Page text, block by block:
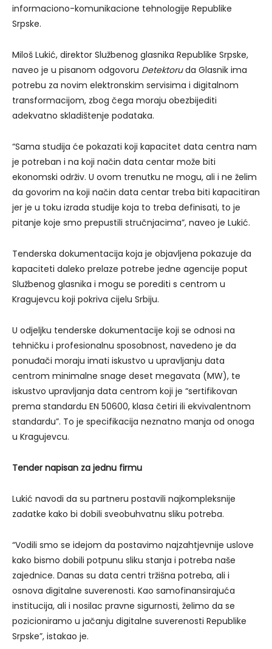
informaciono-komunikacione tehnologije Republike
Srpske.
Miloš Lukić, direktor Službenog glasnika Republike Srpske,
naveo je u pisanom odgovoru Detektoruda Glasnik ima
potrebu za novim elektronskim servisima i digitalnom
transformacijom, zbog čega moraju obezbijediti
adekvatno skladištenje podataka.
“Sama studija će pokazati koji kapacitet data centra nam
je potreban i na koji način data centar može biti
ekonomski održiv. U ovom trenutku ne mogu, ali i ne želim
da govorim na koji način data centar treba biti kapacitiran
jer je u toku izrada studije koja to treba definisati, to je
pitanje koje smo prepustili stručnjacima”, naveo je Lukić.
Tenderska dokumentacija koja je objavljena pokazuje da
kapaciteti daleko prelaze potrebe jedne agencije poput
Službenog glasnika i mogu se porediti s centrom u
Kragujevcu koji pokriva cijelu Srbiju.
U odjeljku tenderske dokumentacije koji se odnosi na
tehničku i profesionalnu sposobnost, navedeno je da
ponuđači moraju imati iskustvo u upravljanju data
centrom minimalne snage deset megavata (MW), te
iskustvo upravljanja data centrom koji je “sertifikovan
prema standardu EN 50600, klasa četiri ili ekvivalentnom
standardu”. To je specifikacija neznatno manja od onoga
u Kragujevcu.
Tender napisan za jednu firmu
Lukić navodi da su partneru postavili najkompleksnije
zadatke kako bi dobili sveobuhvatnu sliku potreba.
“Vodili smo se idejom da postavimo najzahtjevnije uslove
kako bismo dobili potpunu sliku stanja i potreba naše
zajednice. Danas su data centri tržišna potreba, ali i
osnova digitalne suverenosti. Kao samofinansirajuća
institucija, ali i nosilac pravne sigurnosti, želimo da se
pozicioniramo u jačanju digitalne suverenosti Republike
Srpske”, istakao je.